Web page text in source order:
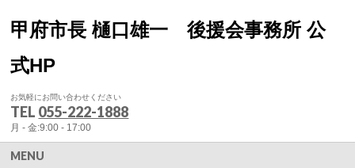
甲府市長 樋口雄一 後援会事務所 公
式HP
お気軽にお問い合わせください
TEL 055-222-1888
月 - 金:9:00 - 17:00
MENU